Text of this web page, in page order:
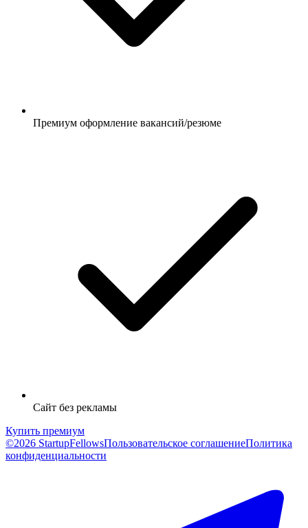
Премиум оформление вакансий/резюме
Сайт без рекламы
Купить премиум
©2026 StartupFellowsПользовательское соглашениеПолитика
конфиденциальности